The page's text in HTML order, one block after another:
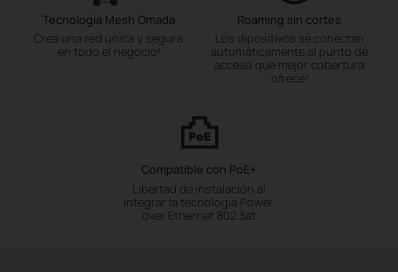
Tecnología Mesh Omada
Crea una red única y segura
en todo el negocio
Roaming sin cortes
Los dipositivos se conectan
automáticamente al punto de
acceso que mejor cobertura
ofrece
Compatible con PoE+
Libertad de instalación al
integrar la tecnología Power
over Ethernet 802.3at